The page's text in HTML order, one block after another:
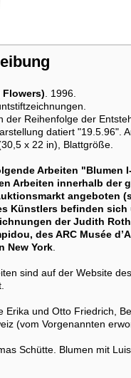
Flowers) . 1996.
der Reihenfolge der
datiert "19.5.96".
x 22 in), Blattgröße.
Arbeiten "Blumen
Arbeiten innerhalb der
angeboten
Künstlers befinden
der Judith
des ARC Musée
New York.
sind auf der Website
Erika und Otto Friedrich,
(vom Vorgenannten
Schütte. Blumen mit